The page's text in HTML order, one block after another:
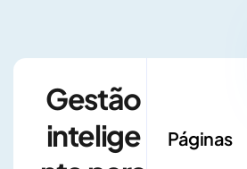
Gestão
intelige
Páginas